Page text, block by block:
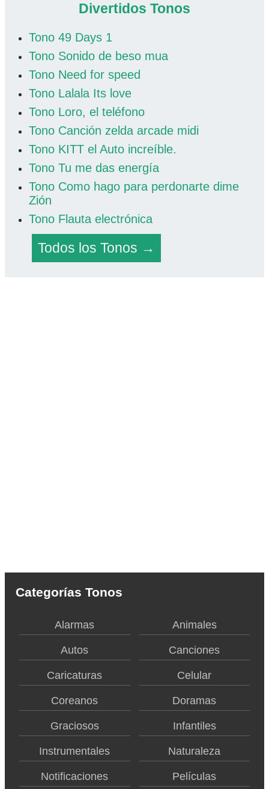
Divertidos Tonos
Tono 49 Days 1
Tono Sonido de beso mua
Tono Need for speed
Tono Lalala Its love
Tono Loro, el teléfono
Tono Canción zelda arcade midi
Tono KITT el Auto increíble.
Tono Tu me das energía
Tono Como hago para perdonarte dime
Zión
Tono Flauta electrónica
Todos los Tonos →
Categorías Tonos
Alarmas Animales
Autos Canciones
Caricaturas Celular
Coreanos Doramas
Graciosos Infantiles
Instrumentales Naturaleza
Notificaciones Películas